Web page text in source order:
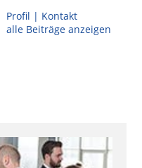
Profil | Kontakt
alle Beiträge anzeigen